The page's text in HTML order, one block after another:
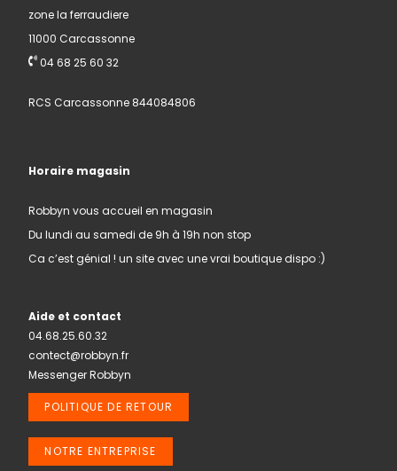
zone la ferraudiere
11000 Carcassonne
04 68 25 60 32
RCS Carcassonne 844084806
Horaire magasin
Robbyn vous accueil en magasin
Du lundi au samedi de 9h à 19h non stop
Ca c’est génial ! un site avec une vrai boutique dispo :)
Aide et contact
04.68.25.60.32
contect@robbyn.fr
Messenger Robbyn
POLITIQUE DE RETOUR
NOTRE ENTREPRISE